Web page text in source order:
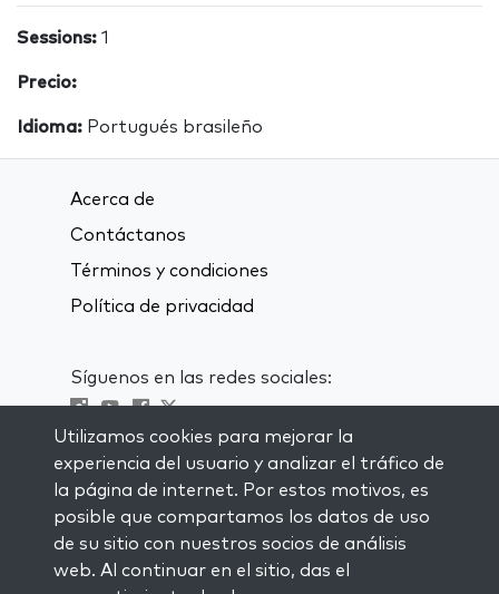
Sessions: 1
Precio:
Idioma: Portugués brasileño
Acerca de
Contáctanos
Términos y condiciones
Política de privacidad
Síguenos en las redes sociales:
Visit kabbalah master classes
MANTENTE AL CORRIENTE
Subscríbete a nuestra lista de
correspondencia y recibe inspiración
Utilizamos cookies para mejorar la
experiencia del usuario y analizar el tráfico de
la página de internet. Por estos motivos, es
posible que compartamos los datos de uso
de su sitio con nuestros socios de análisis
web. Al continuar en el sitio, das el